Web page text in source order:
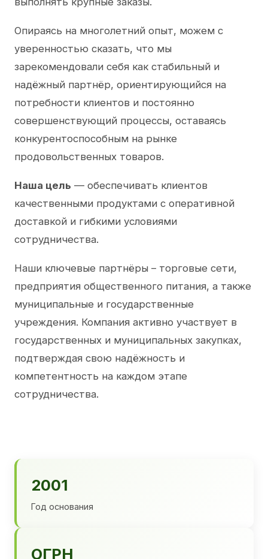
Опираясь на многолетний опыт, можем с
уверенностью сказать, что мы
зарекомендовали себя как стабильный и
надёжный партнёр, ориентирующийся на
потребности клиентов и постоянно
совершенствующий процессы, оставаясь
конкурентоспособным на рынке
продовольственных товаров.
Наша цель — обеспечивать клиентов
качественными продуктами с оперативной
доставкой и гибкими условиями
сотрудничества.
Наши ключевые партнёры – торговые сети,
предприятия общественного питания, а также
муниципальные и государственные
учреждения. Компания активно участвует в
государственных и муниципальных закупках,
подтверждая свою надёжность и
компетентность на каждом этапе
сотрудничества.
2001
Год основания
ОГРН